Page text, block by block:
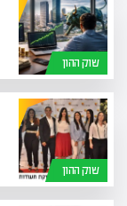
שוק ההון
שוק ההון